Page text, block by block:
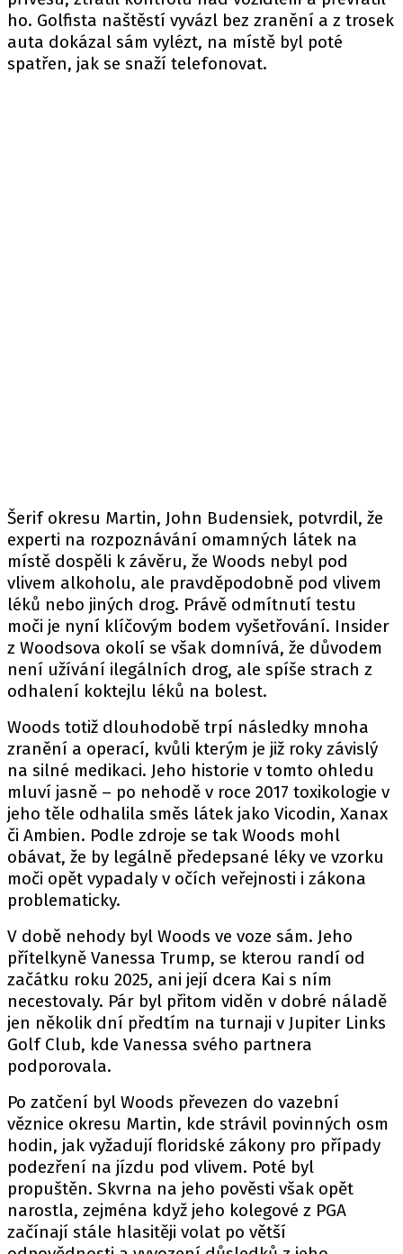
ho. Golfista naštěstí vyvázl bez zranění a z trosek
auta dokázal sám vylézt, na místě byl poté
spatřen, jak se snaží telefonovat.
Šerif okresu Martin, John Budensiek, potvrdil, že
experti na rozpoznávání omamných látek na
místě dospěli k závěru, že Woods nebyl pod
vlivem alkoholu, ale pravděpodobně pod vlivem
léků nebo jiných drog. Právě odmítnutí testu
moči je nyní klíčovým bodem vyšetřování. Insider
z Woodsova okolí se však domnívá, že důvodem
není užívání ilegálních drog, ale spíše strach z
odhalení koktejlu léků na bolest.
Woods totiž dlouhodobě trpí následky mnoha
zranění a operací, kvůli kterým je již roky závislý
na silné medikaci. Jeho historie v tomto ohledu
mluví jasně – po nehodě v roce 2017 toxikologie v
jeho těle odhalila směs látek jako Vicodin, Xanax
či Ambien. Podle zdroje se tak Woods mohl
obávat, že by legálně předepsané léky ve vzorku
moči opět vypadaly v očích veřejnosti i zákona
problematicky.
V době nehody byl Woods ve voze sám. Jeho
přítelkyně Vanessa Trump, se kterou randí od
začátku roku 2025, ani její dcera Kai s ním
necestovaly. Pár byl přitom viděn v dobré náladě
jen několik dní předtím na turnaji v Jupiter Links
Golf Club, kde Vanessa svého partnera
podporovala.
Po zatčení byl Woods převezen do vazební
věznice okresu Martin, kde strávil povinných osm
hodin, jak vyžadují floridské zákony pro případy
podezření na jízdu pod vlivem. Poté byl
propuštěn. Skvrna na jeho pověsti však opět
narostla, zejména když jeho kolegové z PGA
začínají stále hlasitěji volat po větší